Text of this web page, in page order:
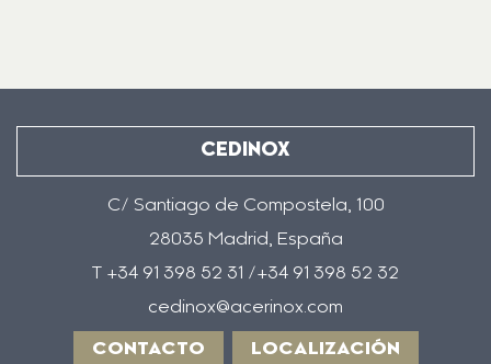
CEDINOX
C/ Santiago de Compostela, 100
28035 Madrid, España
T +34 91 398 52 31 /+34 91 398 52 32
cedinox@acerinox.com
CONTACTO LOCALIZACIÓN